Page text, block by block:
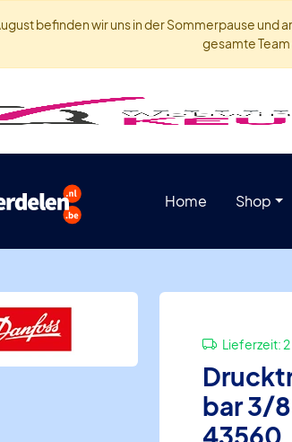
befinden wir uns in der Sommerpause
gesamte
Home Shop
Lieferzeit:
bar 3/
43560